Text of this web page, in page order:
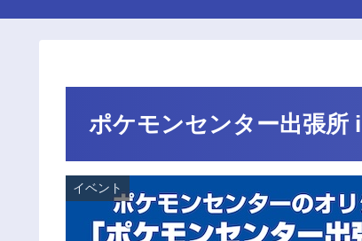
ポケモンセンター出張所
イベント